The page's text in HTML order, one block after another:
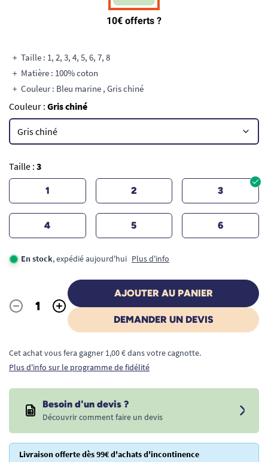
Taille : 1, 2, 3, 4, 5, 6, 7, 8
Matière : 100% coton
Couleur : Bleu marine , Gris chiné
Couleur : Gris chiné
Taille : 3
1 2 3
4 5 6
En stock, expédié aujourd'hui Plus d'info
Quantité
- +
AJOUTER AU PANIER
DEMANDER UN DEVIS
Cet achat vous fera gagner 1,00 € dans votre cagnotte.
Plus d'info sur le programme de fidélité
Besoin d'un devis ?
Découvrir comment faire un devis
Livraison offerte dès 99€ d'achats d'incontinence